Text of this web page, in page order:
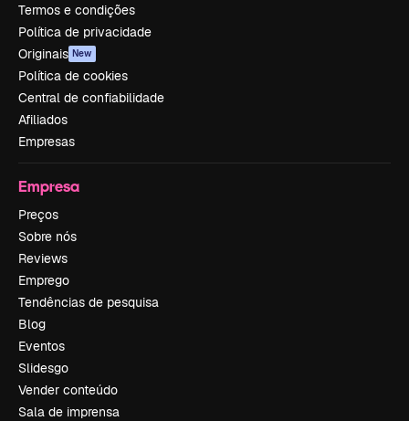
Termos e condições
Política de privacidade
Originais New
Política de cookies
Central de confiabilidade
Afiliados
Empresas
Empresa
Preços
Sobre nós
Reviews
Emprego
Tendências de pesquisa
Blog
Eventos
Slidesgo
Vender conteúdo
Sala de imprensa